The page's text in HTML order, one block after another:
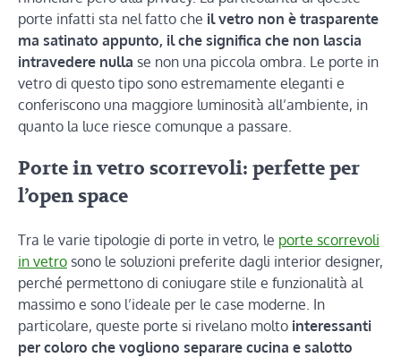
porte infatti sta nel fatto che il vetro non è trasparente
ma satinato appunto, il che significa che non lascia
intravedere nulla se non una piccola ombra. Le porte in
vetro di questo tipo sono estremamente eleganti e
conferiscono una maggiore luminosità all’ambiente, in
quanto la luce riesce comunque a passare.
Porte in vetro scorrevoli: perfette per
l’open space
Tra le varie tipologie di porte in vetro, le porte scorrevoli
in vetro sono le soluzioni preferite dagli interior designer,
perché permettono di coniugare stile e funzionalità al
massimo e sono l’ideale per le case moderne. In
particolare, queste porte si rivelano molto interessanti
per coloro che vogliono separare cucina e salotto